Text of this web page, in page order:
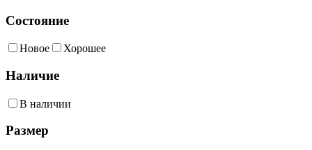
Состояние
Новое Хорошее
Наличие
В наличии
Размер